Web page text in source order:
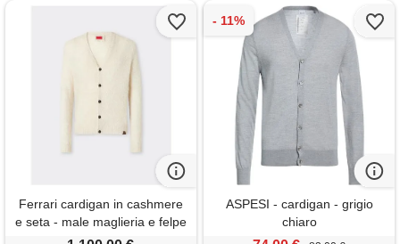
Ferrari cardigan in cashmere
e seta - male maglieria e felpe
oat
ASPESI - cardigan - grigio
chiaro